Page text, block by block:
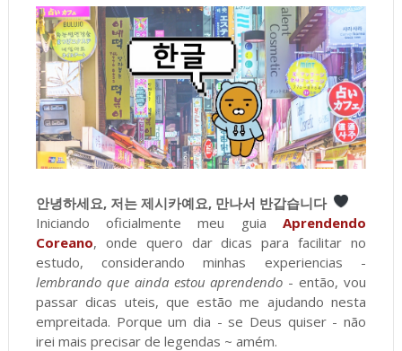
안녕하세요, 저는 제시카예요, 만나서 반갑습니다
Iniciando oficialmente meu guiaAprendendo
Coreano, onde quero dar dicas para facilitar no
estudo, considerando minhas experiencias -
lembrando que ainda estou aprendendo - então, vou
passar dicas uteis, que estão me ajudando nesta
empreitada. Porque um dia - se Deus quiser - não
irei mais precisar de legendas ~ amém.